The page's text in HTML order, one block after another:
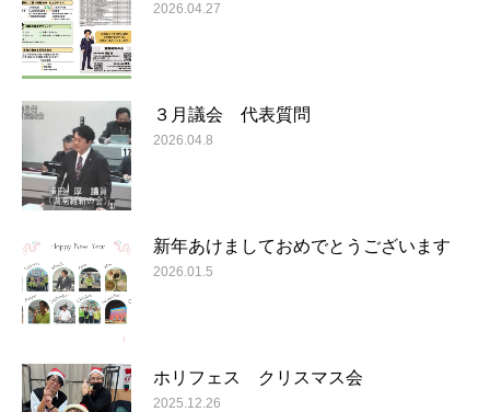
2026.04.27
３月議会 代表質問
2026.04.8
新年あけましておめでとうございます
2026.01.5
ホリフェス クリスマス会
2025.12.26